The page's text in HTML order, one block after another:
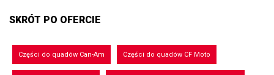
SKRÓT PO OFERCIE
Części do quadów Can-Am Części do quadów CF Moto